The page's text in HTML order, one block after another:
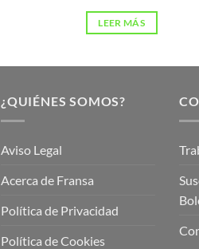
LEER MÁS
¿QUIÉNES SOMOS?
Aviso Legal
Acerca de Fransa
Política de Privacidad
Política de Cookies